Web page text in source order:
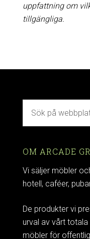
uppfattning om
tillgängliga.
OM ARCADE
Vi säljer möbler
hotell, caféer,
De produkter vi
urval av vårt
möbler för